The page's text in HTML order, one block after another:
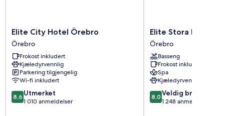
Elite
City
Hotel
Örebro
Örebro
Elite City Hotel Örebro
Örebro
Frokost inkludert
Kjæledyrvennlig
Parkering tilgjengelig
Wi-fi inkludert
8.6
av
8,6 Utmerket
1 010 anmeldelser
Elite
Stora
Hotellet
Örebro
Örebro
Elite Stora Hotellet
Örebro
Basseng
Frokost inkludert
Spa
Kjæledyrvennlig
8.0
av
8,0 Veldig bra
1 248 anmeldelser